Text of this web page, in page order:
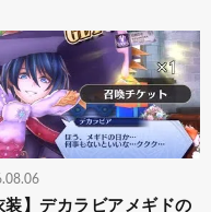
装】デカラビアメギドの